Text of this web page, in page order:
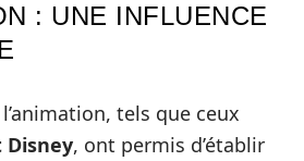
: UNE INFLUENCE
tels que ceux
Disney, ont permis d’établir